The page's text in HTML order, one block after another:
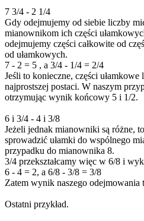
7 3/4 - 2 1/4
Gdy odejmujemy od siebie liczby
mianownikom ich części
odejmujemy części całkowite od
od ułamkowych.
7 - 2 = 5 , a 3/4 - 1/4 = 2/4
Jeśli to konieczne, części
najprostszej postaci. W naszym
otrzymując wynik końcowy 5 i 1/2.
6 i 3/4 - 4 i 3/8
Jeżeli jednak mianowniki są różne,
sprowadzić ułamki do wspólnego
przypadku do mianownika 8.
3/4 przekształcamy więc w 6/8 i
6 - 4 = 2, a 6/8 - 3/8 = 3/8
Zatem wynik naszego odejmowania
Ostatni przykład.